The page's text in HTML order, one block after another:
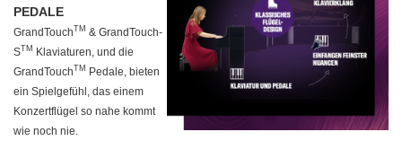
PEDALE
GrandTouchTM & GrandTouch-
STM Klaviaturen, und die
GrandTouchTM Pedale, bieten
ein Spielgefühl, das einem
Konzertflügel so nahe kommt
wie noch nie.